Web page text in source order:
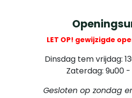
LET OP! gewijzigde
Dinsdag tem vrijdag:
Zaterdag: 9u00 -
Gesloten op zondag